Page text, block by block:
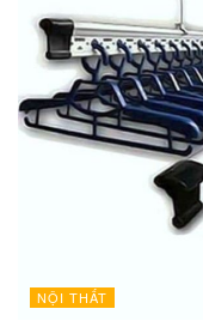
NỘI THẤT